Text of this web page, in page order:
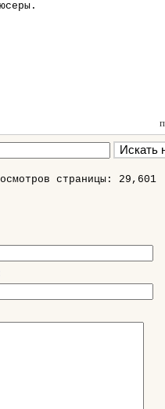
страницы: 29,601